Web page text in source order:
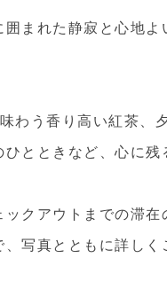
まれた静寂と心地
わう香り高い紅茶、
とときなど、心に残
ックアウトまでの滞
、写真とともに詳しく